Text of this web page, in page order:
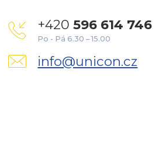
+420596 614 746
Po - Pá 6.30 – 15.00
info@unicon.cz